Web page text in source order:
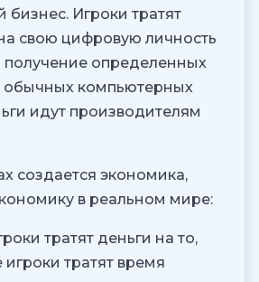
Игроки тратят
свою цифровую личность
получение определенных
обычных компьютерных
идут производителям
создается экономика,
в реальном мире:
тратят деньги на то,
игроки тратят время